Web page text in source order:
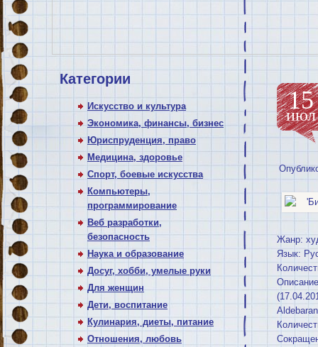
Категории
Искусство и культура
Экономика, финансы, бизнес
Юриспруденция, право
Медицина, здоровье
Спорт, боевые искусства
Компьютеры,
программирование
Веб разработки,
безопасность
Наука и образование
Досуг, хобби, умелые руки
Для женщин
Дети, воспитание
Кулинария, диеты, питание
Отношения, любовь
15
июл
Жанр:
Язык: